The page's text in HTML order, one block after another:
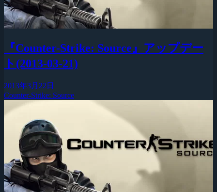
『Counter-Strike: Source』アップデー
ト(2013-03-21)
2013年3月22日
Counter-Strike: Source